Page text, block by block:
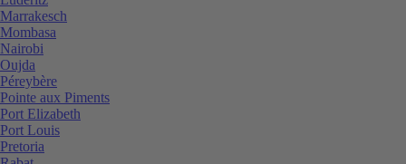
Marrakesch
Mombasa
Nairobi
Oujda
Péreybère
Pointe aux Piments
Port Elizabeth
Port Louis
Pretoria